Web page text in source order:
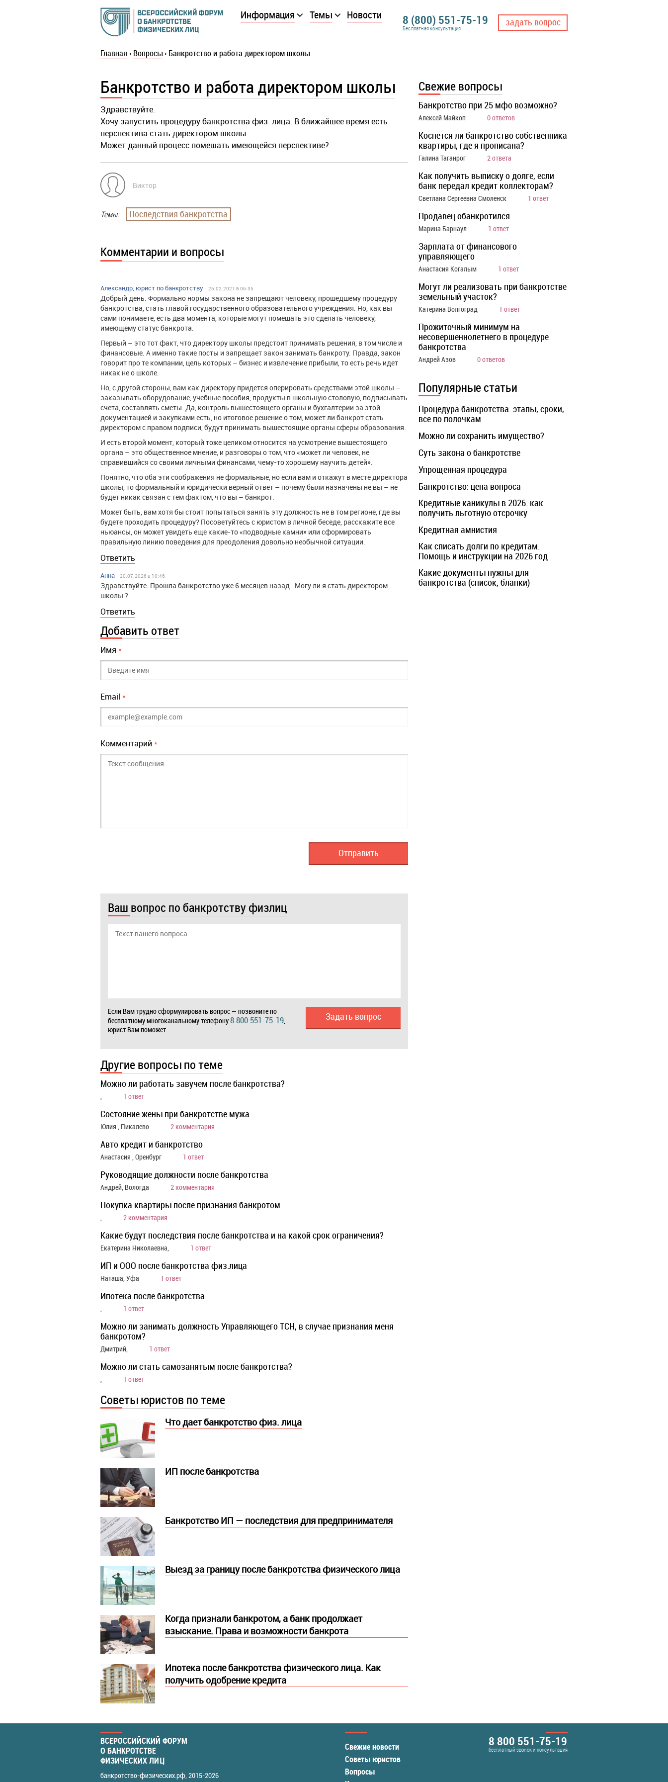
Информация Темы Новости 8 (800) 551-75-19
Бесплатная консультация
задать вопрос
Главная › Вопросы › Банкротство и работа директором школы
Банкротство и работа директором школы
Здравствуйте.
Хочу запустить процедуру банкротства физ. лица. В ближайшее время есть
перспектива стать директором школы.
Может данный процесс помешать имеющейся перспективе?
Виктор
Темы: Последствия банкротства
Комментарии и вопросы
Александр, юрист по банкротству 26.02.2021 в 06:35
Добрый день. Формально нормы закона не запрещают человеку, прошедшему процедуру
банкротства, стать главой государственного образовательного учреждения. Но, как вы
сами понимаете, есть два момента, которые могут помешать это сделать человеку,
имеющему статус банкрота.
Первый – это тот факт, что директору школы предстоит принимать решения, в том числе и
финансовые. А именно такие посты и запрещает закон занимать банкроту. Правда, закон
говорит про те компании, цель которых – бизнес и извлечение прибыли, то есть речь идет
никак не о школе.
Но, с другой стороны, вам как директору придется оперировать средствами этой школы –
заказывать оборудование, учебные пособия, продукты в школьную столовую, подписывать
счета, составлять сметы. Да, контроль вышестоящего органы и бухгалтерии за этой
документацией и закупками есть, но итоговое решение о том, может ли банкрот стать
директором с правом подписи, будут принимать вышестоящие органы сферы образования.
И есть второй момент, который тоже целиком относится на усмотрение вышестоящего
органа – это общественное мнение, и разговоры о том, что «может ли человек, не
справившийся со своими личными финансами, чему-то хорошему научить детей».
Понятно, что оба эти соображения не формальные, но если вам и откажут в месте директора
школы, то формальный и юридически верный ответ – почему были назначены не вы – не
будет никак связан с тем фактом, что вы – банкрот.
Может быть, вам хотя бы стоит попытаться занять эту должность не в том регионе, где вы
будете проходить процедуру? Посоветуйтесь с юристом в личной беседе, расскажите все
ньюансы, он может увидеть еще какие-то «подводные камни» или сформировать
правильную линию поведения для преодоления довольно необычной ситуации.
Ответить
Анна 20.07.2026 в 10:46
Здравствуйте. Прошла банкротство уже 6 месяцев назад . Могу ли я стать директором
школы ?
Ответить
Добавить ответ
Имя *
Email *
Комментарий *
Ваш вопрос по банкротству физлиц
Если Вам трудно сформулировать вопрос — позвоните по
бесплатному многоканальному телефону8 800 551-75-19,
юрист Вам поможет
Задать вопрос
Другие вопросы по теме
Можно ли работать завучем после банкротства?
, 1 ответ
Состояние жены при банкротстве мужа
Юлия , Пикалево 2 комментария
Авто кредит и банкротство
Анастасия , Оренбург 1 ответ
Руководящие должности после банкротства
Андрей, Вологда 2 комментария
Покупка квартиры после признания банкротом
, 2 комментария
Какие будут последствия после банкротства и на какой срок ограничения?
Екатерина Николаевна, 1 ответ
ИП и ООО после банкротства физ.лица
Наташа, Уфа 1 ответ
Ипотека после банкротства
, 1 ответ
Можно ли занимать должность Управляющего ТСН, в случае признания меня
банкротом?
Дмитрий, 1 ответ
Можно ли стать самозанятым после банкротства?
, 1 ответ
Советы юристов по теме
Что дает банкротство физ. лица
ИП после банкротства
Банкротство ИП — последствия для предпринимателя
Выезд за границу после банкротства физического лица
Когда признали банкротом, а банк продолжает
взыскание. Права и возможности банкрота
Ипотека после банкротства физического лица. Как
получить одобрение кредита
Свежие вопросы
Банкротство при 25 мфо возможно?
Алексей Майкоп 0 ответов
Коснется ли банкротство собственника
квартиры, где я прописана?
Галина Таганрог 2 ответа
Как получить выписку о долге, если
банк передал кредит коллекторам?
Светлана Сергеевна Смоленск 1 ответ
Продавец обанкротился
Марина Барнаул 1 ответ
Зарплата от финансового
управляющего
Анастасия Когалым 1 ответ
Могут ли реализовать при банкротстве
земельный участок?
Катерина Волгоград 1 ответ
Прожиточный минимум на
несовершеннолетнего в процедуре
банкротства
Андрей Азов 0 ответов
Популярные статьи
Процедура банкротства: этапы, сроки,
все по полочкам
Можно ли сохранить имущество?
Суть закона о банкротстве
Упрощенная процедура
Банкротство: цена вопроса
Кредитные каникулы в 2026: как
получить льготную отсрочку
Кредитная амнистия
Как списать долги по кредитам.
Помощь и инструкции на 2026 год
Какие документы нужны для
банкротства (список, бланки)
ВСЕРОССИЙСКИЙ ФОРУМ
О БАНКРОТСТВЕ
ФИЗИЧЕСКИХ ЛИЦ
банкротство-физических.рф, 2015-2026
Свежие новости
Советы юристов
Вопросы
8 800 551-75-19
бесплатный звонок и консультация